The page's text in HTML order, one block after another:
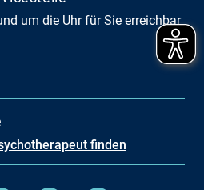
um die Uhr für Sie erreichbar
finden